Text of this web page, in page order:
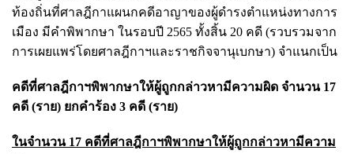
ท้องถิ่นที่ศาลฎีกาแผนกคดีอาญาของผู้ดำรงตำแหน่งทางการ
เมือง มีคำพิพากษา ในรอบปี 2565 ทั้งสิ้น 20 คดี (รวบรวมจาก
การเผยแพร่โดยศาลฎีกาฯและราชกิจจานุเบกษา) จำแนกเป็น
คดีที่ศาลฎีกาฯพิพากษาให้ผู้ถูกกล่าวหามีความผิด จำนวน 17
คดี (ราย) ยกคำร้อง 3 คดี (ราย)
ในจำนวน 17 คดีที่ศาลฎีกาฯพิพากษาให้ผู้ถูกกล่าวหามีความ